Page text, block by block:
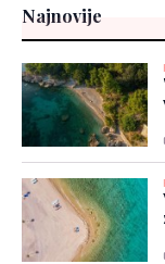
Najnovije